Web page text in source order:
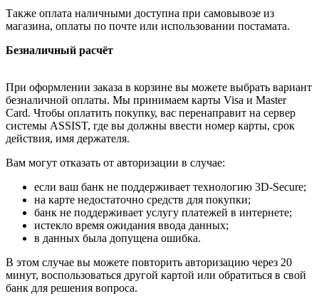
Также оплата наличными доступна при самовывозе из
магазина, оплаты по почте или использовании постамата.
Безналичный расчёт
При оформлении заказа в корзине вы можете выбрать вариант
безналичной оплаты. Мы принимаем карты Visa и Master
Card. Чтобы оплатить покупку, вас перенаправит на сервер
системы ASSIST, где вы должны ввести номер карты, срок
действия, имя держателя.
Вам могут отказать от авторизации в случае:
если ваш банк не поддерживает технологию 3D-Secure;
на карте недостаточно средств для покупки;
банк не поддерживает услугу платежей в интернете;
истекло время ожидания ввода данных;
в данных была допущена ошибка.
В этом случае вы можете повторить авторизацию через 20
минут, воспользоваться другой картой или обратиться в свой
банк для решения вопроса.